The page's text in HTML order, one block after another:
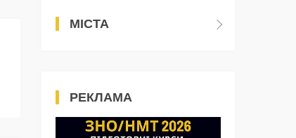
МІСТА
РЕКЛАМА